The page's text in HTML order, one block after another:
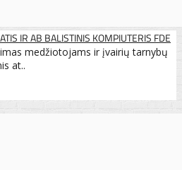
IR AB BALISTINIS KOMPIUTERIS FDE
medžiotojams ir įvairių tarnybų
at..